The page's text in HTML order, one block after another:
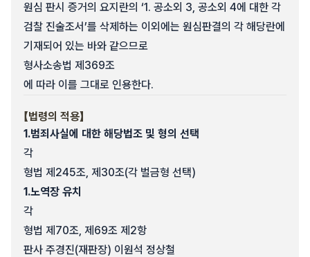
원심 판시 증거의 요지란의 ‘1. 공소외 3, 공소외 4에 대한 각
검찰 진술조서’를 삭제하는 이외에는 원심판결의 각 해당란에
기재되어 있는 바와 같으므로
형사소송법 제369조
에 따라 이를 그대로 인용한다.
【법령의 적용】
1.범죄사실에 대한 해당법조 및 형의 선택
각
형법 제245조, 제30조(각 벌금형 선택)
1.노역장 유치
각
형법 제70조, 제69조 제2항
판사 주경진(재판장) 이원석 정상철